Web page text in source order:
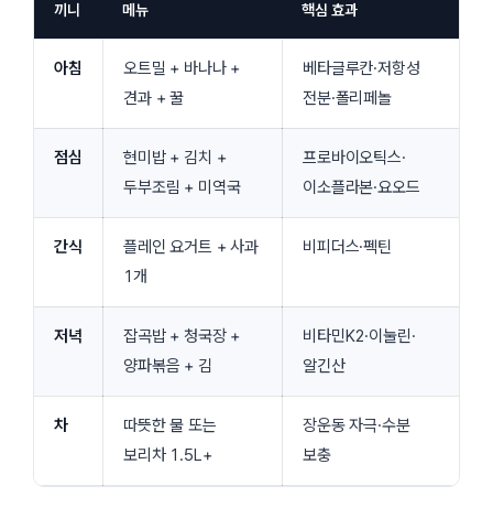
끼니 메뉴 핵심 효과
아침
오트밀 + 바나나 +
견과 + 꿀
베타글루칸·저항성
전분·폴리페놀
점심
현미밥 + 김치 +
두부조림 + 미역국
프로바이오틱스·
이소플라본·요오드
간식
플레인 요거트 + 사과
1개
비피더스·펙틴
저녁
잡곡밥 + 청국장 +
양파볶음 + 김
비타민K2·이눌린·
알긴산
차
따뜻한 물 또는
보리차 1.5L+
장운동 자극·수분
보충